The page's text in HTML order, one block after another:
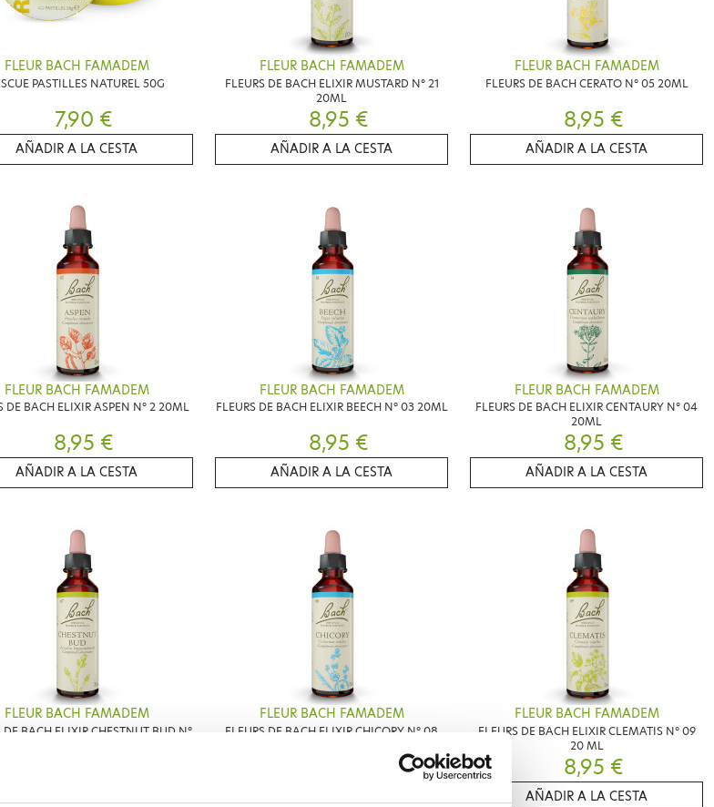
FLEUR BACH FAMADEM
PASTILLES NATUREL 50G
7,90 €
AÑADIR A LA CESTA
FLEUR BACH FAMADEM
FLEURS DE BACH ELIXIR MUSTARD N° 21
20ML
8,95 €
AÑADIR A LA CESTA
FLEUR BACH FAMADEM
FLEURS DE BACH CERATO N° 05 20ML
8,95 €
AÑADIR A LA CESTA
FLEUR BACH FAMADEM
DE BACH ELIXIR ASPEN N° 2 20ML
8,95 €
AÑADIR A LA CESTA
FLEUR BACH FAMADEM
FLEURS DE BACH ELIXIR BEECH N° 03 20ML
8,95 €
AÑADIR A LA CESTA
FLEUR BACH FAMADEM
FLEURS DE BACH ELIXIR CENTAURY N° 04
20ML
8,95 €
AÑADIR A LA CESTA
FLEUR BACH FAMADEM
DE BACH ELIXIR CHESTNUT BUD N°
FLEUR BACH FAMADEM
FLEURS DE BACH ELIXIR CHICORY N° 08
FLEUR BACH FAMADEM
FLEURS DE BACH ELIXIR CLEMATIS N° 09
20 ML
8,95 €
AÑADIR A LA CESTA